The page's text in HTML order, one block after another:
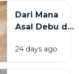
Hama
Lainnya Ke
Dari Mana
Asal Debu di
Kenali
Penyebab
24 days ago